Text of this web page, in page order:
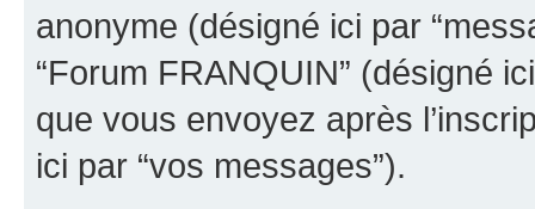
anonyme (désigné ici par
“Forum FRANQUIN” (désigné
que vous envoyez après
ici par “vos messages”).